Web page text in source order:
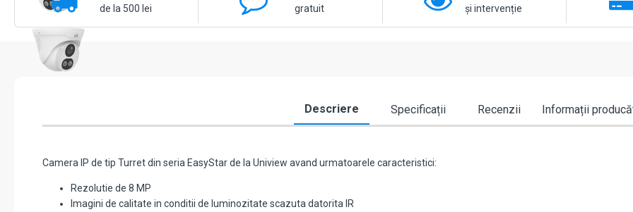
de la 500 lei
gratuit
și intervenție
Descriere Specificații Recenzii Informații
Camera IP de tip Turret din seria EasyStar de la Uniview avand urmatoarele caracteristici:
Rezolutie de 8 MP
Imagini de calitate in conditii de luminozitate scazuta datorita IR